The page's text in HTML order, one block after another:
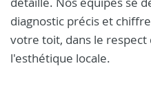
diagnostic précis et
votre toit, dans le
l'esthétique locale.